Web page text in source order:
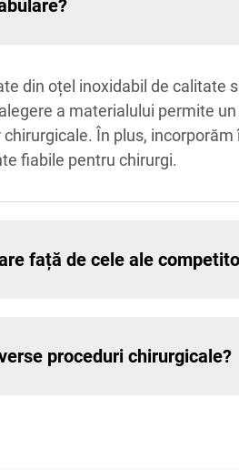
din oțel inoxidabil de calitate
a materialului permite
În plus,
fiabile pentru chirurgi.
față de cele ale
proceduri chirurgicale?